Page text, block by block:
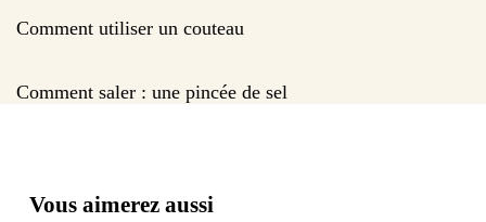
Comment utiliser un couteau
Comment saler : une pincée de sel
Vous aimerez aussi